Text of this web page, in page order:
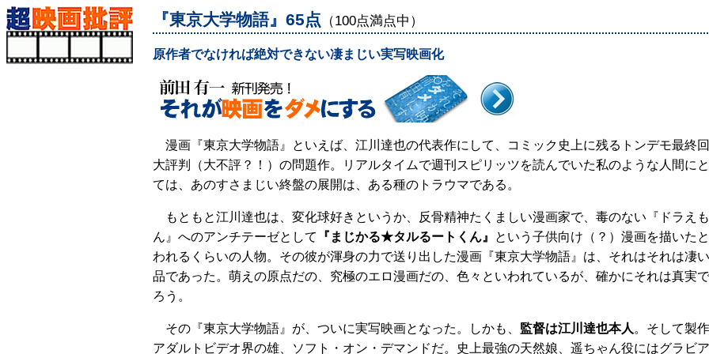
『東京大学物語』65点 （100点満点中）
原作者でなければ絶対できない凄まじい実写映画化
漫画『東京大学物語』といえば、江川達也の代表作にして、コミック史上に残るトンデモ最終
大評判（大不評？！）の問題作。リアルタイムで週刊スピリッツを読んでいた私のような人間に
ては、あのすさまじい終盤の展開は、ある種のトラウマである。
もともと江川達也は、変化球好きというか、反骨精神たくましい漫画家で、毒のない『ドラえも
ん』へのアンチテーゼとして
『まじかる★タルるートくん』
という子供向け（？）漫画を描いた
われるくらいの人物。その彼が渾身の力で送り出した漫画『東京大学物語』は、それはそれは凄
品であった。萌えの原点だの、究極のエロ漫画だの、色々といわれているが、確かにそれは真実
ろう。
その『東京大学物語』が、ついに実写映画となった。しかも、 監督は江川達也本人 。そして製
アダルトビデオ界の雄、ソフト・オン・デマンドだ。史上最強の天然娘、遥ちゃん役にはグラビ